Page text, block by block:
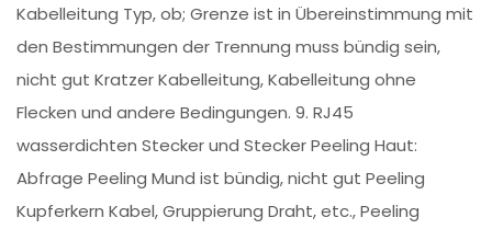
Kabelleitung Typ, ob; Grenze ist in Übereinstimmung mit
den Bestimmungen der Trennung muss bündig sein,
nicht gut Kratzer Kabelleitung, Kabelleitung ohne
Flecken und andere Bedingungen. 9. RJ45
wasserdichten Stecker und Stecker Peeling Haut:
Abfrage Peeling Mund ist bündig, nicht gut Peeling
Kupferkern Kabel, Gruppierung Draht, etc., Peeling